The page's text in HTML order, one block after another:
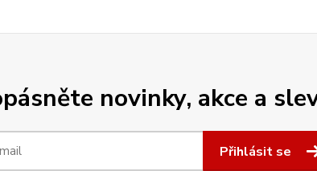
novinky, akce a
Přihlásit se